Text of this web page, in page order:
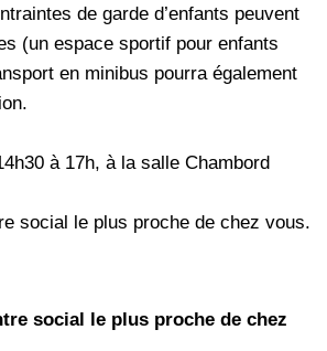
de garde d’enfants peuvent
(un espace sportif pour enfants
en minibus pourra également
à 17h, à la salle Chambord
social le plus proche de chez vous.
social le plus proche de chez